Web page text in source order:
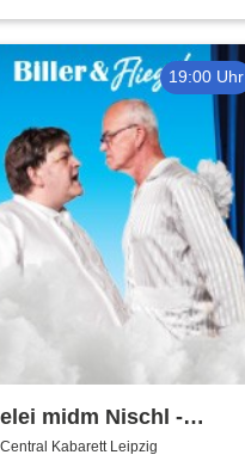
19:00 Uhr
midm Nischl -
Kabarett Leipzig
Kabarett Leipzig